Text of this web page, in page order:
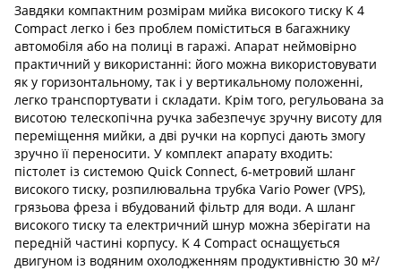
Завдяки компактним розмірам мийка високого тиску K 4
Compact легко і без проблем поміститься в багажнику
автомобіля або на полиці в гаражі. Апарат неймовірно
практичний у використанні: його можна використовувати
як у горизонтальному, так і у вертикальному положенні,
легко транспортувати і складати. Крім того, регульована за
висотою телескопічна ручка забезпечує зручну висоту для
переміщення мийки, а дві ручки на корпусі дають змогу
зручно її переносити. У комплект апарату входить:
пістолет із системою Quick Connect, 6-метровий шланг
високого тиску, розпилювальна трубка Vario Power (VPS),
грязьова фреза і вбудований фільтр для води. А шланг
високого тиску та електричний шнур можна зберігати на
передній частині корпусу. K 4 Compact оснащується
двигуном із водяним охолодженням продуктивністю 30 м²/